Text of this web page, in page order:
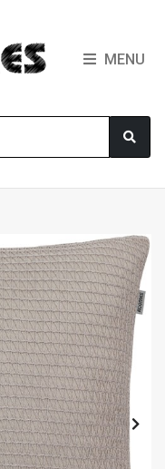
MENU